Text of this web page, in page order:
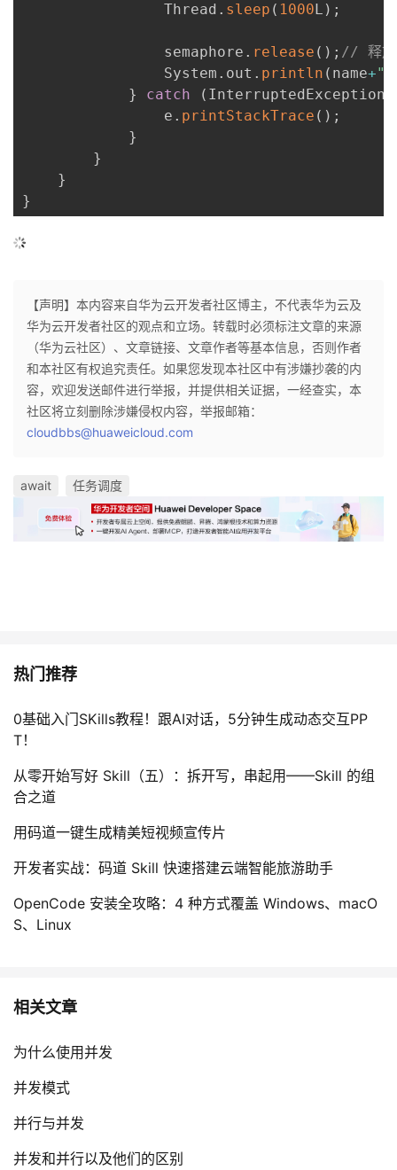
                Thread
. sleep ( 1000L ) ;
                semaphore
. release ( ) ; // 释放
                System
. out . println ( name+"
}
catch ( InterruptedException
                e
. printStackTrace ( ) ;
}
}
}
}
【声明】本内容来自华为云开发者社区博主，不代表华为云及
华为云开发者社区的观点和立场。转载时必须标注文章的来源
（华为云社区）、文章链接、文章作者等基本信息，否则作者
和本社区有权追究责任。如果您发现本社区中有涉嫌抄袭的内
容，欢迎发送邮件进行举报，并提供相关证据，一经查实，本
社区将立刻删除涉嫌侵权内容，举报邮箱：
cloudbbs@huaweicloud.com
await 任务调度
热门推荐
0基础入门SKills教程！跟AI对话，5分钟生成动态交互PP
T！
从零开始写好 Skill（五）：拆开写，串起用——Skill 的组
合之道
用码道一键生成精美短视频宣传片
开发者实战：码道 Skill 快速搭建云端智能旅游助手
OpenCode 安装全攻略：4 种方式覆盖 Windows、macO
S、Linux
相关文章
为什么使用并发
并发模式
并行与并发
并发和并行以及他们的区别